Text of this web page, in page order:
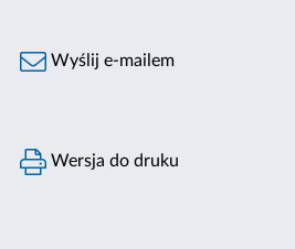
Wyślij e-mailem
Wersja do druku